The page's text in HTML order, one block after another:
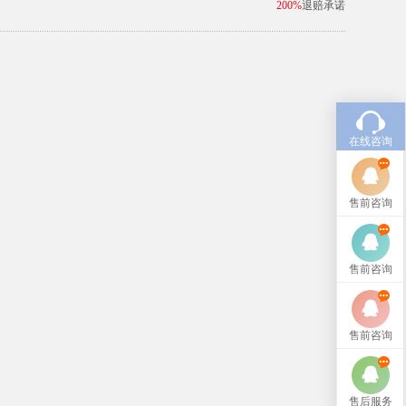
200%退赔承诺
在线咨询
售前咨询
售前咨询
售前咨询
售后服务